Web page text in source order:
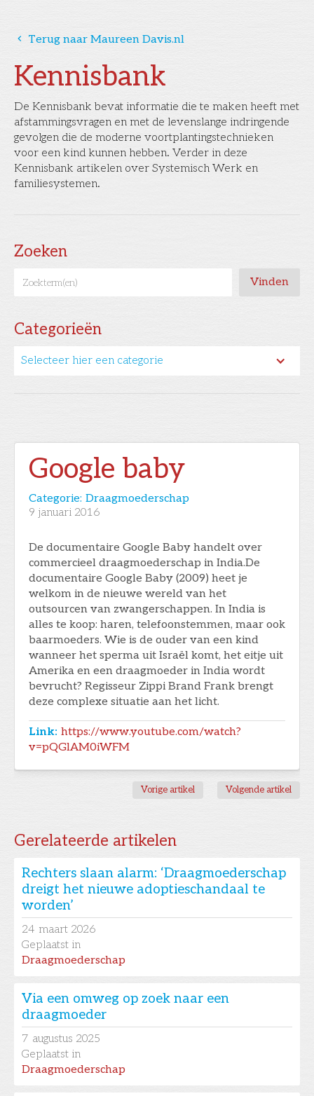
Kennisbank
De Kennisbank bevat informatie die te maken heeft met
afstammingsvragen en met de levenslange indringende
gevolgen die de moderne voortplantingstechnieken
voor een kind kunnen hebben. Verder in deze
Kennisbank artikelen over Systemisch Werk en
familiesystemen.
Zoeken
Categorieën
Selecteer hier een categorie
󰅁 Terug naar Maureen Davis.nl
Google baby
Categorie: Draagmoederschap
9 januari 2016
De documentaire Google Baby handelt over
commercieel draagmoederschap in India.De
documentaire Google Baby (2009) heet je
welkom in de nieuwe wereld van het
outsourcen van zwangerschappen. In India is
alles te koop: haren, telefoonstemmen, maar ook
baarmoeders. Wie is de ouder van een kind
wanneer het sperma uit Israël komt, het eitje uit
Amerika en een draagmoeder in India wordt
bevrucht? Regisseur Zippi Brand Frank brengt
deze complexe situatie aan het licht.
Link: https://www.youtube.com/watch?
v=pQGlAM0iWFM
Vorige artikel Volgende artikel
Gerelateerde artikelen
Rechters slaan alarm: ‘Draagmoederschap
dreigt het nieuwe adoptieschandaal te
worden’
24 maart 2026
Geplaatst in
Draagmoederschap
Via een omweg op zoek naar een
draagmoeder
7 augustus 2025
Geplaatst in
Draagmoederschap